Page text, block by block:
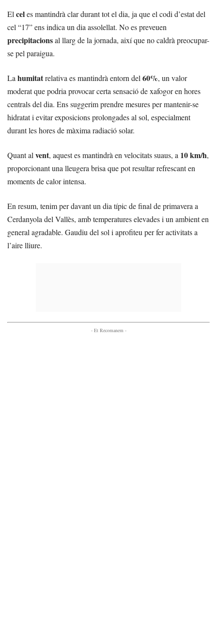
Elceles mantindrà clar durant tot el dia, ja que el codi d’estat del
cel “17” ens indica un dia assolellat. No es preveuen
precipitacionsal llarg de la jornada, així que no caldrà preocupar-
se pel paraigua.
Lahumitatrelativa es mantindrà entorn del60%, un valor
moderat que podria provocar certa sensació de xafogor en hores
centrals del dia. Ens suggerim prendre mesures per mantenir-se
hidratat i evitar exposicions prolongades al sol, especialment
durant les hores de màxima radiació solar.
Quant alvent, aquest es mantindrà en velocitats suaus, a 10 km/h,
proporcionant una lleugera brisa que pot resultar refrescant en
moments de calor intensa.
En resum, tenim per davant un dia típic de final de primavera a
Cerdanyola del Vallès, amb temperatures elevades i un ambient en
general agradable. Gaudiu del sol i aprofiteu per fer activitats a
l’aire lliure.
- Et Recomanem -